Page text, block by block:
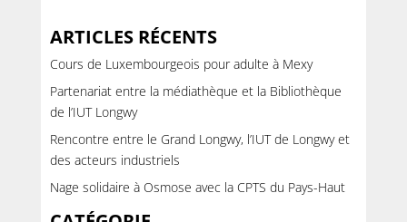
ARTICLES RÉCENTS
Cours de Luxembourgeois pour adulte à Mexy
Partenariat entre la médiathèque et la Bibliothèque
de l’IUT Longwy
Rencontre entre le Grand Longwy, l’IUT de Longwy et
des acteurs industriels
Nage solidaire à Osmose avec la CPTS du Pays-Haut